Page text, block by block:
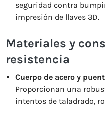
seguridad contra
impresión de llaves 3D.
Materiales y
resistencia
Cuerpo de acero y
Proporcionan una
intentos de taladrado,